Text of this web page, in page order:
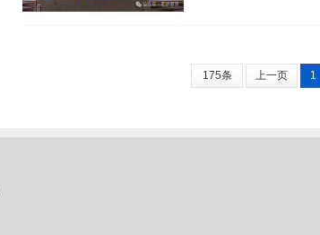
175条 上一页 1